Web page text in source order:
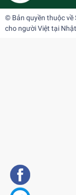
© Bản quyền thuộc về
cho người Việt tại Nhật